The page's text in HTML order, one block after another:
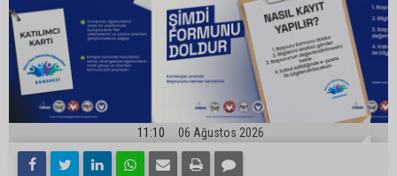
11:10 06 Ağustos 2026